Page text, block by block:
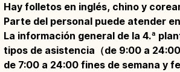
Hay folletos en inglés, chino y
Parte del personal puede atender
La información general de la 4.ª
tipos de asistencia（de 9:00 a
de 7:00 a 24:00 fines de semana y